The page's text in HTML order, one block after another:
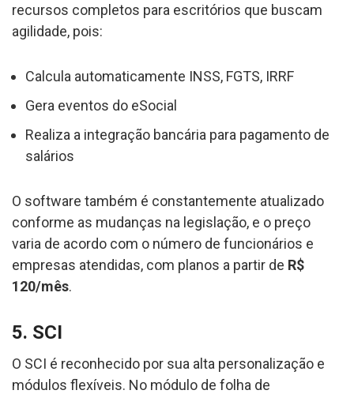
recursos completos para escritórios que buscam
agilidade, pois:
Calcula automaticamente INSS, FGTS, IRRF
Gera eventos do eSocial
Realiza a integração bancária para pagamento de
salários
O software também é constantemente atualizado
conforme as mudanças na legislação, e o preço
varia de acordo com o número de funcionários e
empresas atendidas, com planos a partir de R$
120/mês.
5. SCI
O SCI é reconhecido por sua alta personalização e
módulos flexíveis. No módulo de folha de